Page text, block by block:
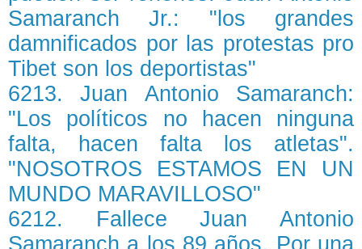
Samaranch Jr.: "los grandes
damnificados por las protestas pro
Tibet son los deportistas"
6213. Juan Antonio Samaranch:
"Los políticos no hacen ninguna
falta, hacen falta los atletas".
"NOSOTROS ESTAMOS EN UN
MUNDO MARAVILLOSO"
6212. Fallece Juan Antonio
Samaranch a los 89 años. Por una